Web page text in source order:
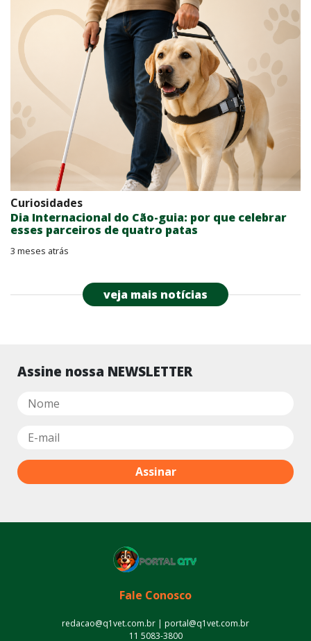
Curiosidades
Dia Internacional do Cão-guia: por que celebrar
esses parceiros de quatro patas
3 meses atrás
veja mais notícias
Assine nossa NEWSLETTER
Fale Conosco
redacao@q1vet.com.br | portal@q1vet.com.br
11 5083-3800